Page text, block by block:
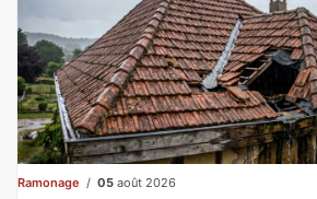
Ramonage 05 août 2026